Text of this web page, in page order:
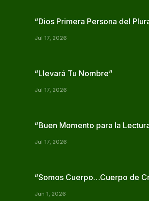
“Dios Primera Persona del
Jul 17, 2026
“Llevará Tu Nombre”
Jul 17, 2026
“Buen Momento para la
Jul 17, 2026
“Somos Cuerpo…Cuerpo de
Jun 1, 2026